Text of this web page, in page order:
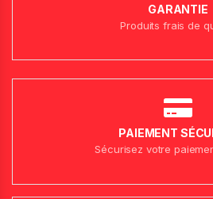
GARANTIE
Produits frais de
PAIEMENT
Sécurisez votre